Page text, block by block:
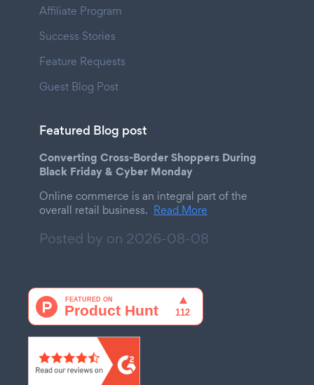
Affiliate Program
Success Stories
Feature Requests
Guest Blog Post
Featured Blog post
Converting Cross-Border Shoppers During
Black Friday & Cyber Monday
Online commerce is an integral part of the
overall retail business. Read More
Posted by on 2026-08-08